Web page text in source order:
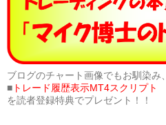
ブログのチャート画像でもお馴染み、
■ トレード履歴表示MT4スクリプト
を読者登録特典でプレゼント！！